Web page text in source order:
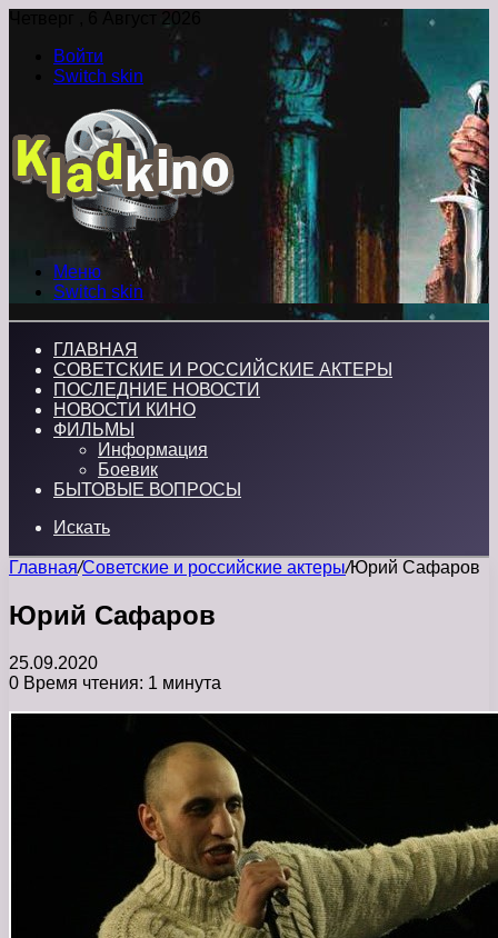
Четверг , 6 Август 2026
Войти
Switch skin
Меню
Switch skin
ГЛАВНАЯ
СОВЕТСКИЕ И РОССИЙСКИЕ АКТЕРЫ
ПОСЛЕДНИЕ НОВОСТИ
НОВОСТИ КИНО
ФИЛЬМЫ
Информация
Боевик
БЫТОВЫЕ ВОПРОСЫ
Искать
Главная/Советские и российские актеры/Юрий Сафаров
Юрий Сафаров
25.09.2020
0 Время чтения: 1 минута